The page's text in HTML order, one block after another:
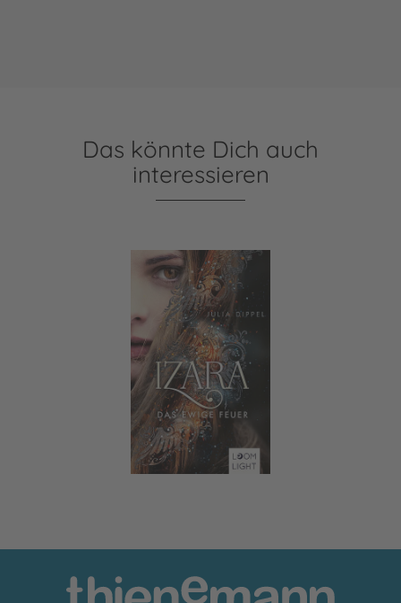
Das könnte Dich auch
interessieren
Izara 1: Das ewige Feuer